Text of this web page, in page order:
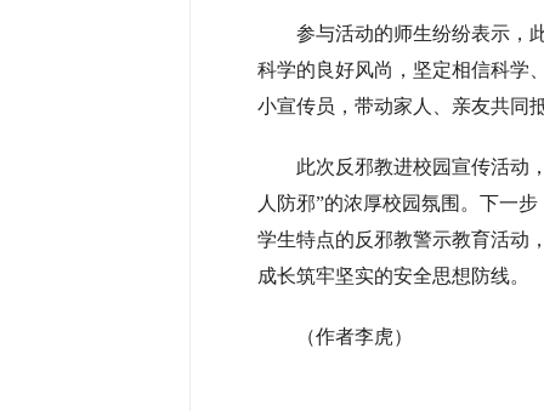
参与活动的师生纷纷表示，
科学的良好风尚，坚定相信科学
小宣传员，带动家人、亲友共同
此次反邪教进校园宣传活动
人防邪”的浓厚校园氛围。下一
学生特点的反邪教警示教育活动
成长筑牢坚实的安全思想防线。
（作者李虎）